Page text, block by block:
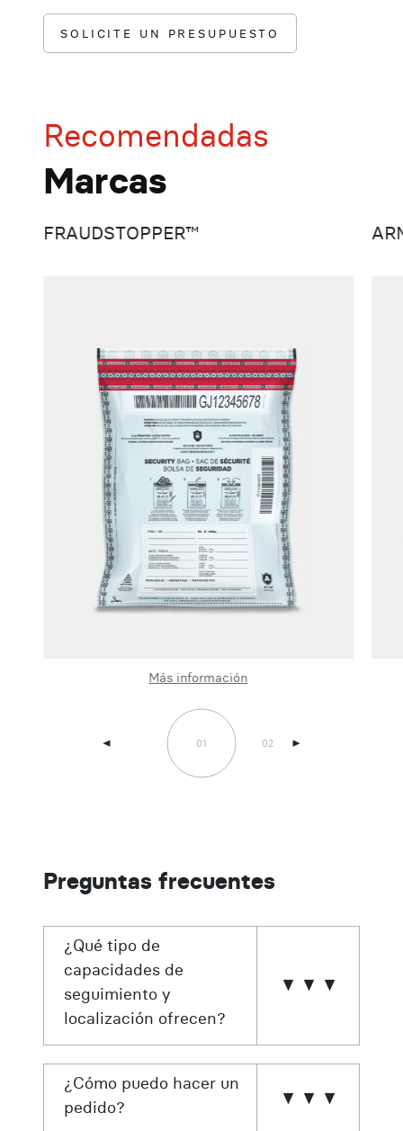
SOLICITE UN PRESUPUESTO
Recomendadas
Marcas
b 01 02 b
FRAUDSTOPPER™
Más información
Preguntas frecuentes
¿Qué tipo de
capacidades de
seguimiento y
localización ofrecen?
¿Cómo puedo hacer un
pedido?